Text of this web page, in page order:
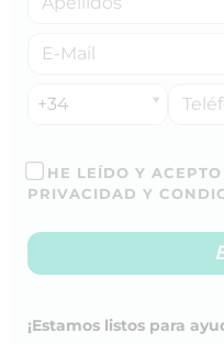
+34
HE LEÍDO Y
PRIVACIDAD Y
¡Estamos listos para